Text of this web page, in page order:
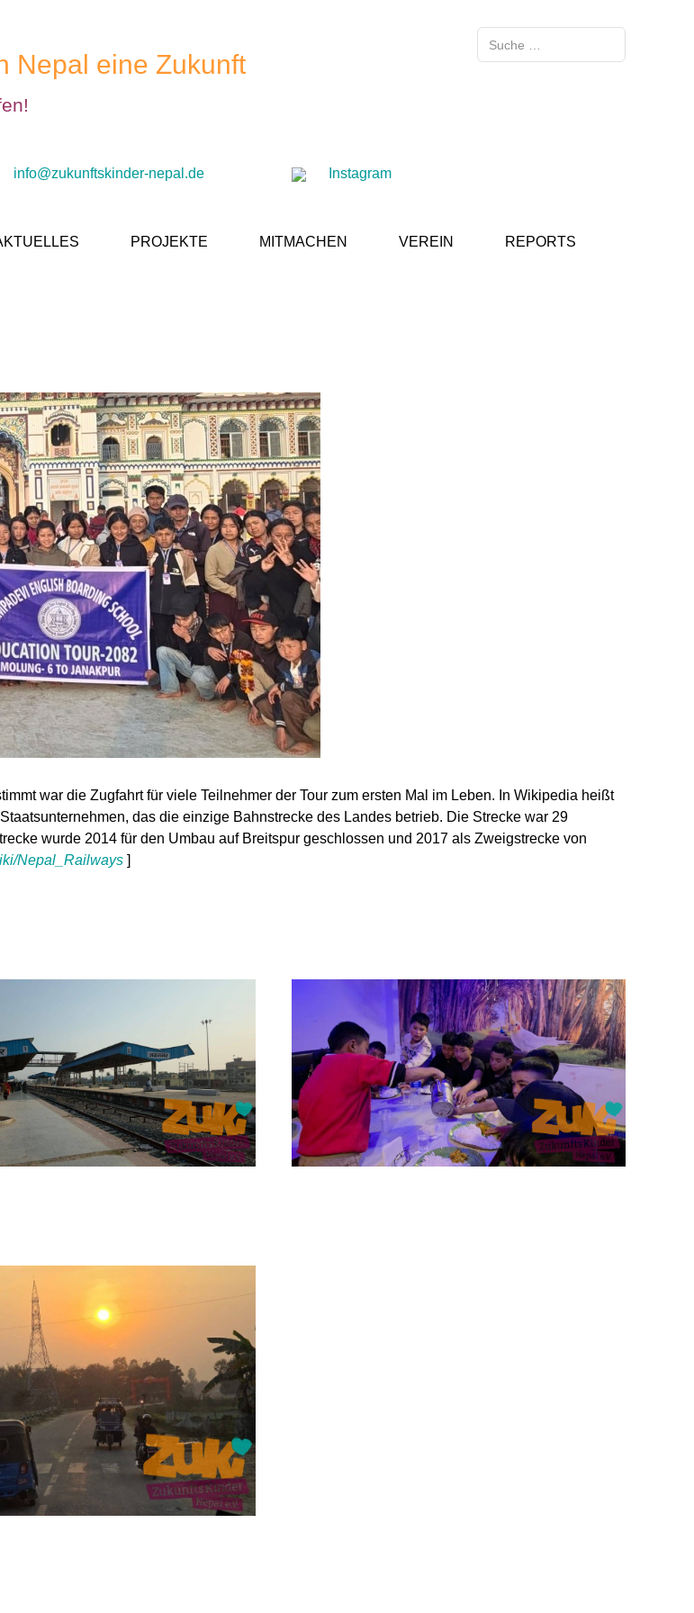
Nepal eine Zukunft
info@zukunftskinder-nepal.de Instagram
PROJEKTE MITMACHEN VEREIN REPORTS
war die Zugfahrt für viele Teilnehmer der Tour zum ersten Mal im Leben. In Wikipedia heißt
das die einzige Bahnstrecke des Landes betrieb. Die Strecke war 29
wurde 2014 für den Umbau auf Breitspur geschlossen und 2017 als Zweigstrecke von
Nepal_Railways ]